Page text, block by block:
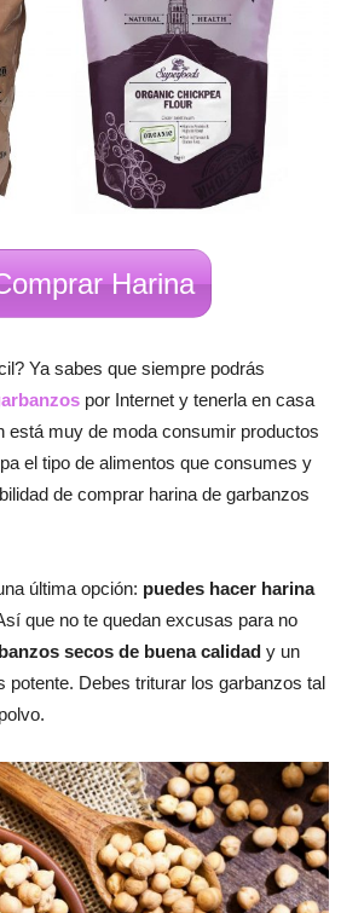
Harina
Ya sabes que siempre podrás
por Internet y tenerla en casa
está muy de moda consumir productos
el tipo de alimentos que consumes y
de comprar harina de garbanzos
última opción: puedes hacer harina
que no te quedan excusas para no
secos de buena calidad y un
potente. Debes triturar los garbanzos tal